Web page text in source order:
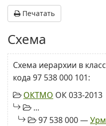
Печатать
Схема
Схема иерархии в
кода 97 538 000 101:
ОКТМО ОК 033-2013
...
97 538 000 —